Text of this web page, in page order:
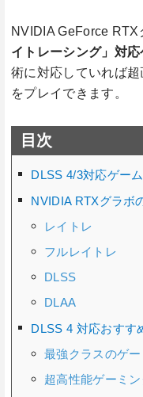
NVIDIA GeForce RTX
イトレーシング」対
術に対応していれば
をプレイできます。
目次
DLSS 4/3対応ゲー
NVIDIA RTXグラボ
レイトレ
フルレイトレ
DLSS
DLAA
DLSS 4 対応おすす
最強クラスのゲ
超高性能ゲーミン